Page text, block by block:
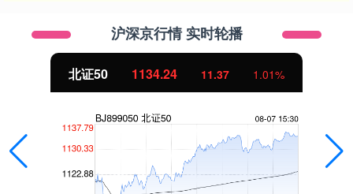
沪深京行情 实时轮播
北证50 1134.24 11.37 1.01%